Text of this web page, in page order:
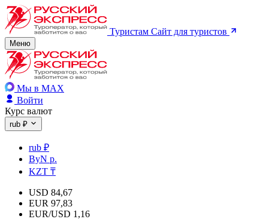
Туристам Сайт для туристов
Меню
Мы в MAX
Войти
Курс валют
rub ₽
rub ₽
ByN р.
KZT ₸
USD 84,67
EUR 97,83
EUR/USD 1,16